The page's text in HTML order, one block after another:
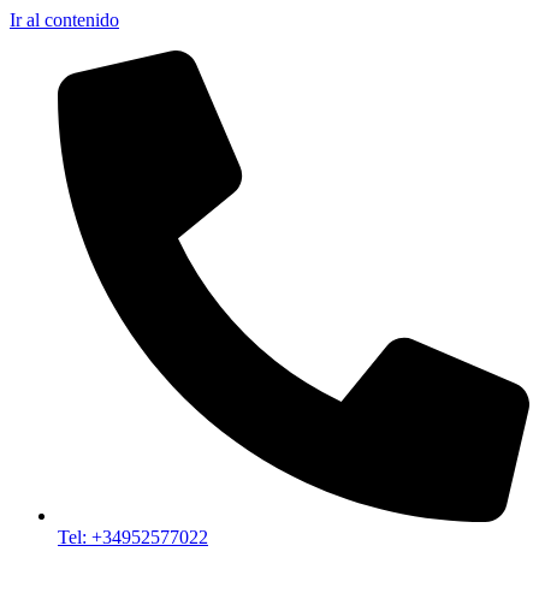
Ir al contenido
Tel: +34952577022